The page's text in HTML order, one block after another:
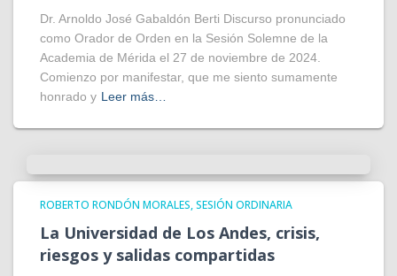
Dr. Arnoldo José Gabaldón Berti Discurso pronunciado
como Orador de Orden en la Sesión Solemne de la
Academia de Mérida el 27 de noviembre de 2024.
Comienzo por manifestar, que me siento sumamente
honrado y Leer más…
ROBERTO RONDÓN MORALES SESIÓN ORDINARIA
La Universidad de Los Andes, crisis,
riesgos y salidas compartidas